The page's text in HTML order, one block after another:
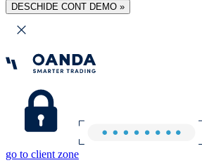
DESCHIDE CONT DEMO »
go to client zone